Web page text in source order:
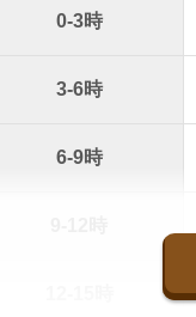
0-3時
3-6時
6-9時